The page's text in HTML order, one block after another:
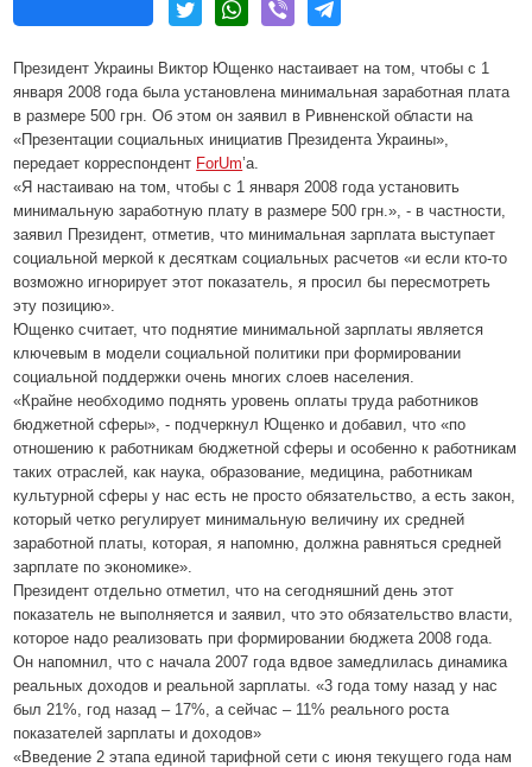
Президент Украины Виктор Ющенко настаивает на том, чтобы с 1
января 2008 года была установлена минимальная заработная плата
в размере 500 грн. Об этом он заявил в Ривненской области на
«Презентации социальных инициатив Президента Украины»,
передает корреспондент ForUm’a.
«Я настаиваю на том, чтобы с 1 января 2008 года установить
минимальную заработную плату в размере 500 грн.», - в частности,
заявил Президент, отметив, что минимальная зарплата выступает
социальной меркой к десяткам социальных расчетов «и если кто-то
возможно игнорирует этот показатель, я просил бы пересмотреть
эту позицию».
Ющенко считает, что поднятие минимальной зарплаты является
ключевым в модели социальной политики при формировании
социальной поддержки очень многих слоев населения.
«Крайне необходимо поднять уровень оплаты труда работников
бюджетной сферы», - подчеркнул Ющенко и добавил, что «по
отношению к работникам бюджетной сферы и особенно к работникам
таких отраслей, как наука, образование, медицина, работникам
культурной сферы у нас есть не просто обязательство, а есть закон,
который четко регулирует минимальную величину их средней
заработной платы, которая, я напомню, должна равняться средней
зарплате по экономике».
Президент отдельно отметил, что на сегодняшний день этот
показатель не выполняется и заявил, что это обязательство власти,
которое надо реализовать при формировании бюджета 2008 года.
Он напомнил, что с начала 2007 года вдвое замедлилась динамика
реальных доходов и реальной зарплаты. «3 года тому назад у нас
был 21%, год назад – 17%, а сейчас – 11% реального роста
показателей зарплаты и доходов»
«Введение 2 этапа единой тарифной сети с июня текущего года нам